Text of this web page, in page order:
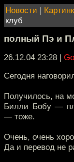
Новости |
клуб
полный Пэ и
26.12.04 23:28 |
Сегодня
Получилось, на
Билли Бобу —
— тоже.
Очень, очень
Да и перевод не